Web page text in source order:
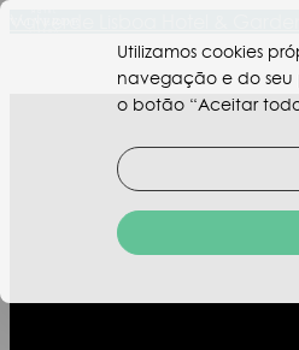
Utilizamos cookies
navegação e do seu
o botão “Aceitar